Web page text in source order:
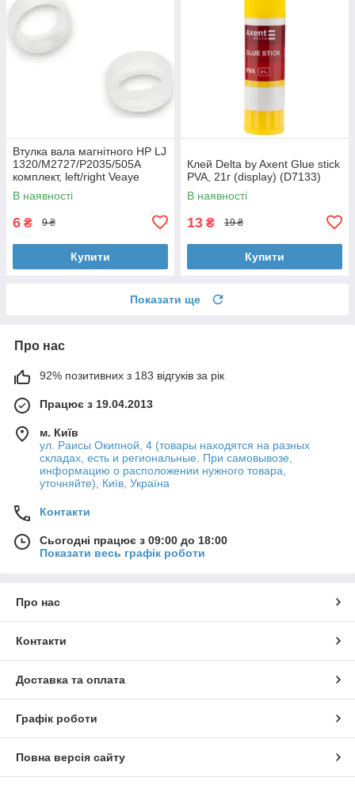
Втулка вала магнітного HP LJ
1320/M2727/P2035/505A
комплект, left/right Veaye
(BSHMR-505U-VE)
В наявності
6 ₴ 9 ₴
Купити
Клей Delta by Axent Glue stick
PVA, 21г (display) (D7133)
В наявності
13 ₴ 19 ₴
Купити
Показати ще
Про нас
92% позитивних з 183 відгуків за рік
Працює з 19.04.2013
м. Київ
ул. Раисы Окипной, 4 (товары находятся на разных
складах, есть и региональные. При самовывозе,
информацию о расположении нужного товара,
уточняйте), Київ, Україна
Контакти
Сьогодні працює з 09:00 до 18:00
Показати весь графік роботи
Про нас
Контакти
Доставка та оплата
Графік роботи
Повна версія сайту